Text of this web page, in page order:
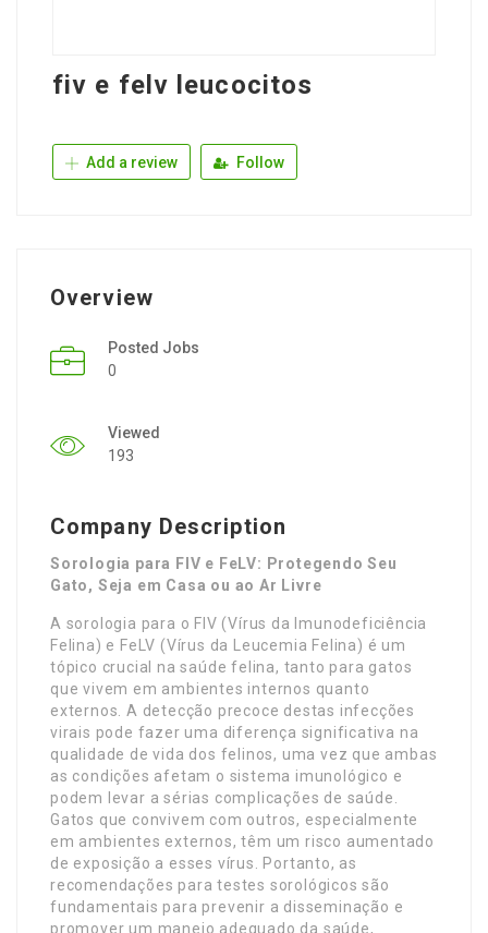
fiv e felv leucocitos
Add a review Follow
Overview
Posted Jobs
0
Viewed
193
Company Description
Sorologia para FIV e FeLV: Protegendo Seu
Gato, Seja em Casa ou ao Ar Livre
A sorologia para o FIV (Vírus da Imunodeficiência
Felina) e FeLV (Vírus da Leucemia Felina) é um
tópico crucial na saúde felina, tanto para gatos
que vivem em ambientes internos quanto
externos. A detecção precoce destas infecções
virais pode fazer uma diferença significativa na
qualidade de vida dos felinos, uma vez que ambas
as condições afetam o sistema imunológico e
podem levar a sérias complicações de saúde.
Gatos que convivem com outros, especialmente
em ambientes externos, têm um risco aumentado
de exposição a esses vírus. Portanto, as
recomendações para testes sorológicos são
fundamentais para prevenir a disseminação e
promover um manejo adequado da saúde,